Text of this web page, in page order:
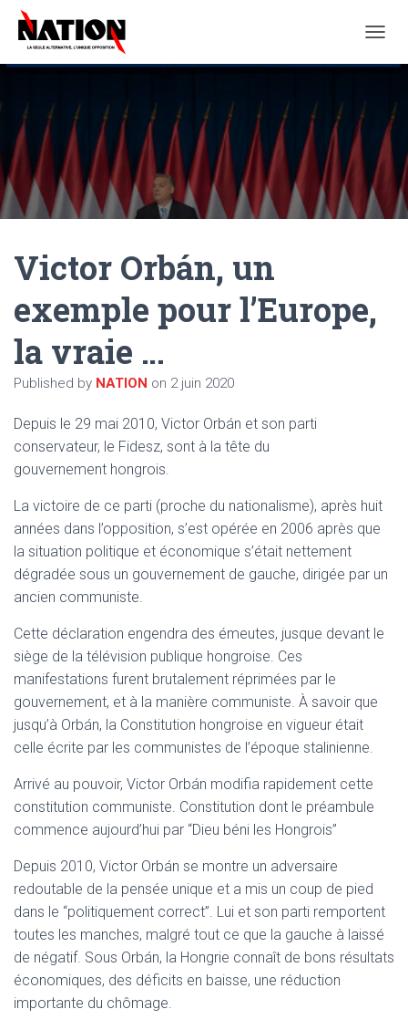
U
F
R
M
A
Victor Orbán, un
exemple pour l’Europe,
la vraie …
Published by NATION on 2 juin 2020
Depuis le 29 mai 2010, Victor Orbán et son parti
conservateur, le Fidesz, sont à la tête du
gouvernement hongrois.
La victoire de ce parti (proche du nationalisme), après huit
années dans l’opposition, s’est opérée en 2006 après que
la situation politique et économique s’était nettement
dégradée sous un gouvernement de gauche, dirigée par un
ancien communiste.
Cette déclaration engendra des émeutes, jusque devant le
siège de la télévision publique hongroise. Ces
manifestations furent brutalement réprimées par le
gouvernement, et à la manière communiste. À savoir que
jusqu’à Orbán, la Constitution hongroise en vigueur était
celle écrite par les communistes de l’époque stalinienne.
Arrivé au pouvoir, Victor Orbán modifia rapidement cette
constitution communiste. Constitution dont le préambule
commence aujourd’hui par “Dieu béni les Hongrois”
Depuis 2010, Victor Orbán se montre un adversaire
redoutable de la pensée unique et a mis un coup de pied
dans le “politiquement correct”. Lui et son parti remportent
toutes les manches, malgré tout ce que la gauche à laissé
de négatif. Sous Orbán, la Hongrie connaît de bons résultats
économiques, des déficits en baisse, une réduction
importante du chômage.